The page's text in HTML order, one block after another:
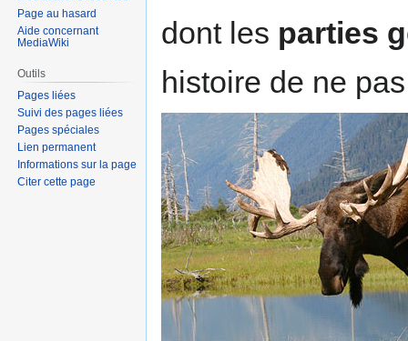
navigation
recherche
dont les parties
histoire de ne
Page au hasard
Aide concernant
MediaWiki
Outils
Pages liées
Suivi des pages liées
Pages spéciales
Lien permanent
Informations sur la page
Citer cette page